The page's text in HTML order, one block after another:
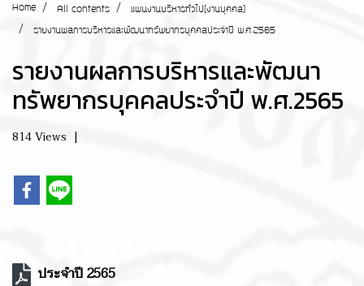
Home All contents แผนงานบริหารทั่วไป(งานบุคคล)
รายงานผลการบริหารและพัฒนาทรัพยากรบุคคลประจำปี พ.ศ.2565
รายงานผลการบริหารและพัฒนา
ทรัพยากรบุคคลประจำปี พ.ศ.2565
814 Views |
ประจำปี 2565